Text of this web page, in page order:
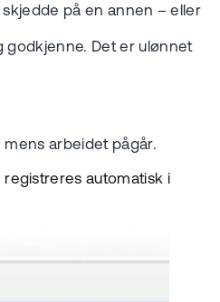
på en annen – eller
godkjenne. Det er ulønnet
arbeidet pågår.
registreres automatisk i